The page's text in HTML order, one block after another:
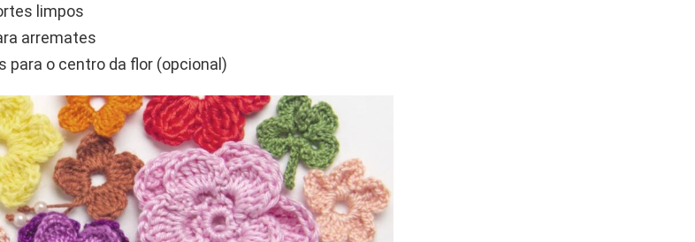
limpos
arremates
para o centro da flor (opcional)